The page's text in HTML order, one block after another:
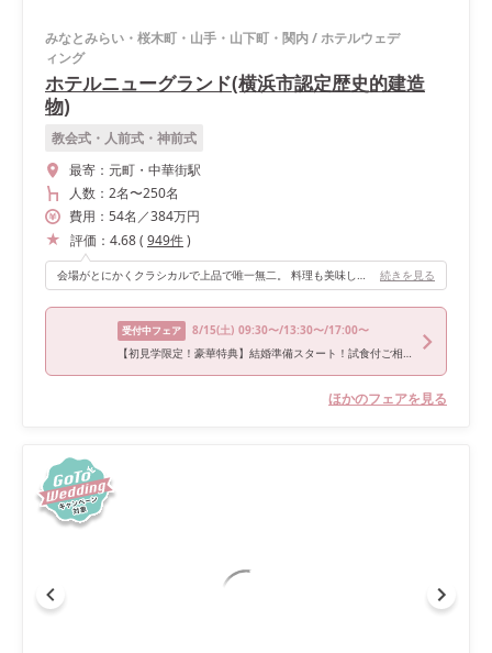
みなとみらい・桜木町・山手・山下町・関内/ホテルウェデ
ィング
ホテルニューグランド(横浜市認定歴史的建造
物)
教会式・人前式・神前式
最寄： 元町・中華街駅
人数： 2名〜250名
費用： 54名 ／384万円
評価： 4.68( 949件)
会場がとにかくクラシカルで上品で唯一無二。 料理も美味しかったと好評でした！ 続きを見る
受付中フェア 8/15(土) 09:30〜/13:30〜/17:00〜
【初見学限定！豪華特典】結婚準備スタート！試食付ご相談会
ほかのフェアを見る